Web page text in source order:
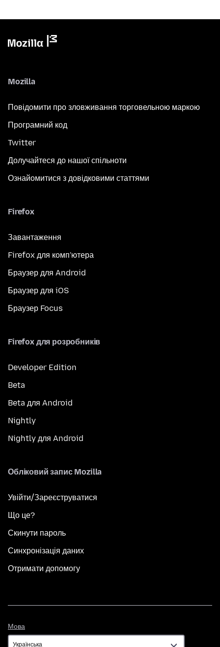
Mozilla
Повідомити про зловживання торговельною маркою
Програмний код
Twitter
Долучайтеся до нашої спільноти
Ознайомитися з довідковими статтями
Firefox
Завантаження
Firefox для комп'ютера
Браузер для Android
Браузер для iOS
Браузер Focus
Firefox для розробників
Developer Edition
Beta
Beta для Android
Nightly
Nightly для Android
Обліковий запис Mozilla
Увійти/Зареєструватися
Що це?
Скинути пароль
Синхронізація даних
Отримати допомогу
Мова